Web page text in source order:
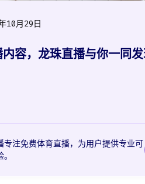
10月29日
容，龙珠直播与你一同
专注免费体育直播，为用户提供专业可